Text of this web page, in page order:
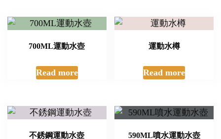
700ML運動水壺
Read more
運動水樽
Read more
不銹鋼運動水壺 590ML噴水運動水壺